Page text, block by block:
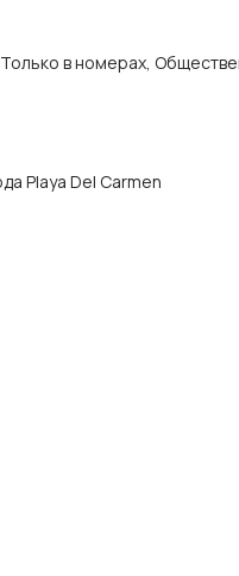
в номерах,
Playa Del Carmen